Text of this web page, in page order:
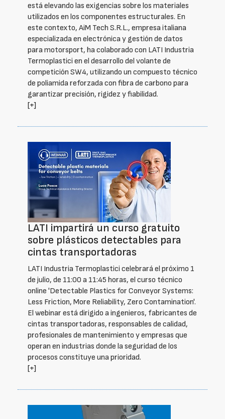
está elevando las exigencias sobre los materiales
utilizados en los componentes estructurales. En
este contexto, AiM Tech S.R.L., empresa italiana
especializada en electrónica y gestión de datos
para motorsport, ha colaborado con LATI Industria
Termoplastici en el desarrollo del volante de
competición SW4, utilizando un compuesto técnico
de poliamida reforzada con fibra de carbono para
garantizar precisión, rigidez y fiabilidad.
[+]
LATI impartirá un curso gratuito
sobre plásticos detectables para
cintas transportadoras
LATI Industria Termoplastici celebrará el próximo 1
de julio, de 11:00 a 11:45 horas, el curso técnico
online 'Detectable Plastics for Conveyor Systems:
Less Friction, More Reliability, Zero Contamination'.
El webinar está dirigido a ingenieros, fabricantes de
cintas transportadoras, responsables de calidad,
profesionales de mantenimiento y empresas que
operan en industrias donde la seguridad de los
procesos constituye una prioridad.
[+]